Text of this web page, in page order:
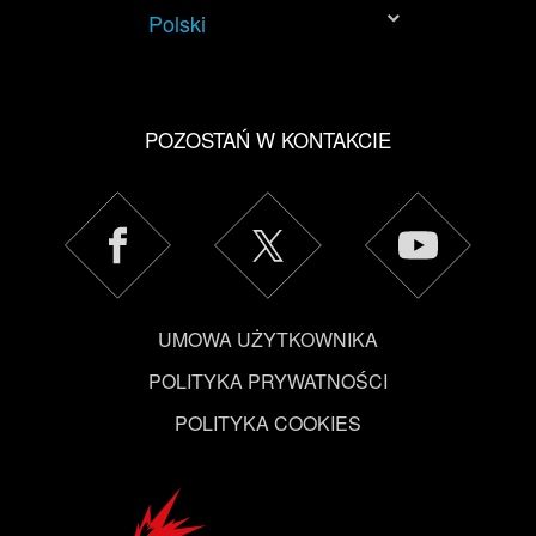
Polski
POZOSTAŃ W KONTAKCIE
UMOWA UŻYTKOWNIKA
POLITYKA PRYWATNOŚCI
POLITYKA COOKIES